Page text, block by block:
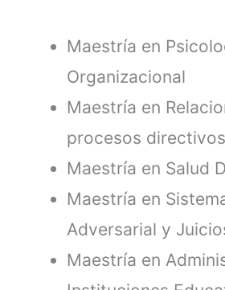
Maestría en
Organizacional
Maestría en
procesos directivos
Maestría en Salud
Maestría en
Adversarial y
Maestría en